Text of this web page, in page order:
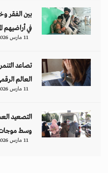
بين الفقر
في أراضيهم
11 مارس 2026 - 11:19
تصاعد
العالم
11 مارس 2026 - 13:44
التصعيد
وسط موجات
11 مارس 2026 - 10:26